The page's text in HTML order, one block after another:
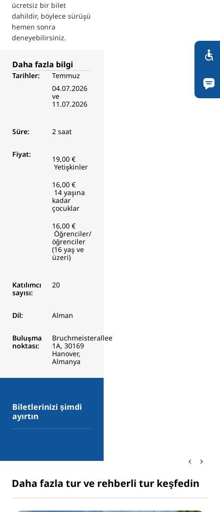
ücretsiz bir bilet
dahildir, böylece sürüşü
hemen sonra
deneyebilirsiniz.
Daha fazla bilgi
Tarihler:
Temmuz
04.07.2026
ve
11.07.2026
Süre: 2 saat
Fiyat:
19,00 €
Yetişkinler
16,00 €
14 yaşına
kadar
çocuklar
16,00 €
Öğrenciler/
öğrenciler
(16 yaş ve
üzeri)
Katılımcı
sayısı:
20
Dil: Alman
Buluşma
noktası:
Bruchmeisterallee
1A, 30169
Hanover,
Almanya
Biletlerinizi şimdi
ayırtın
Daha fazla tur ve rehberli tur keşfedin